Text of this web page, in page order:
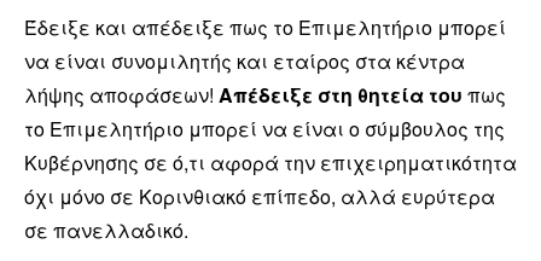
Έδειξε και απέδειξε πως το Επιμελητήριο μπορεί
να είναι συνομιλητής και εταίρος στα κέντρα
λήψης αποφάσεων! Απέδειξε στη θητεία του πως
το Επιμελητήριο μπορεί να είναι ο σύμβουλος της
Κυβέρνησης σε ό,τι αφορά την επιχειρηματικότητα
όχι μόνο σε Κορινθιακό επίπεδο, αλλά ευρύτερα
σε πανελλαδικό.